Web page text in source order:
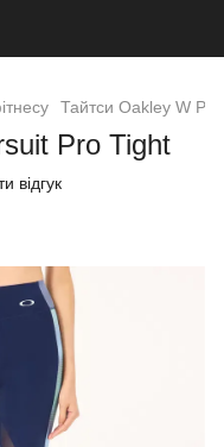
Тайтси Oakley W
Pro Tight
відгук